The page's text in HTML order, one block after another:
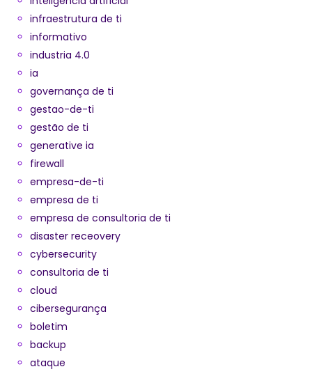
infraestrutura de ti
informativo
industria 4.0
ia
governança de ti
gestao-de-ti
gestão de ti
generative ia
firewall
empresa-de-ti
empresa de ti
empresa de consultoria de ti
disaster receovery
cybersecurity
consultoria de ti
cloud
cibersegurança
boletim
backup
ataque